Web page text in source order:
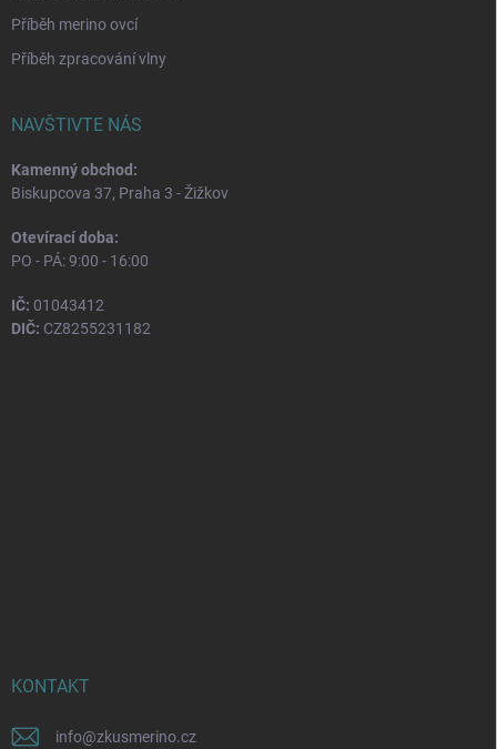
Příběh merino ovcí
Příběh zpracování vlny
NAVŠTIVTE NÁS
Kamenný obchod:
Biskupcova 37, Praha 3 - Žižkov
Otevírací doba:
PO - PÁ: 9:00 - 16:00
IČ: 01043412
DIČ: CZ8255231182
KONTAKT
info@zkusmerino.cz